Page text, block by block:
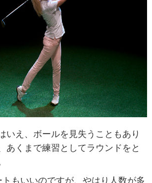
いえ、ボールを見失うこともあり
あくまで練習としてラウンドをと
トもいいのですが、やはり人数が多